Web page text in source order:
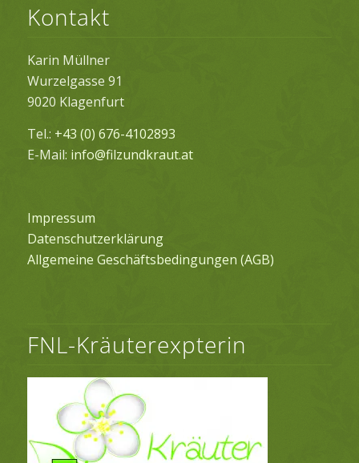
Kontakt
Karin Müllner
Wurzelgasse 91
9020 Klagenfurt
Tel.: +43 (0) 676-4102893
E-Mail: info@filzundkraut.at
Impressum
Datenschutzerklärung
Allgemeine Geschäftsbedingungen (AGB)
FNL-Kräuterexpterin